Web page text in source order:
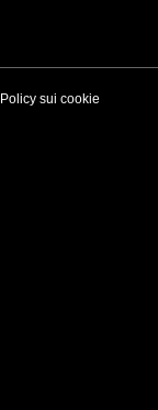
Policy sui cookie